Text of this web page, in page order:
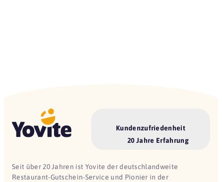
Kundenzufriedenheit
20 Jahre Erfahrung
Seit über 20 Jahren ist Yovite der deutschlandweite
Restaurant-Gutschein-Service und Pionier in der